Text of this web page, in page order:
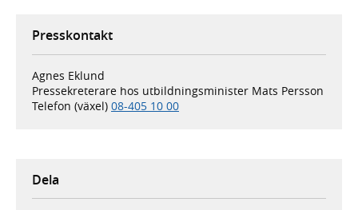
Presskontakt
Agnes Eklund
Pressekreterare hos utbildningsminister Mats Persson
Telefon (växel) 08-405 10 00
Dela